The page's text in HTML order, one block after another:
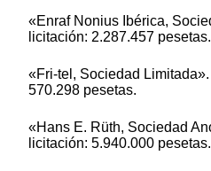
«Enraf Nonius Ibérica,
licitación: 2.287.457 pesetas.
«Fri-tel, Sociedad
570.298 pesetas.
«Hans E. Rüth, Sociedad
licitación: 5.940.000 pesetas.